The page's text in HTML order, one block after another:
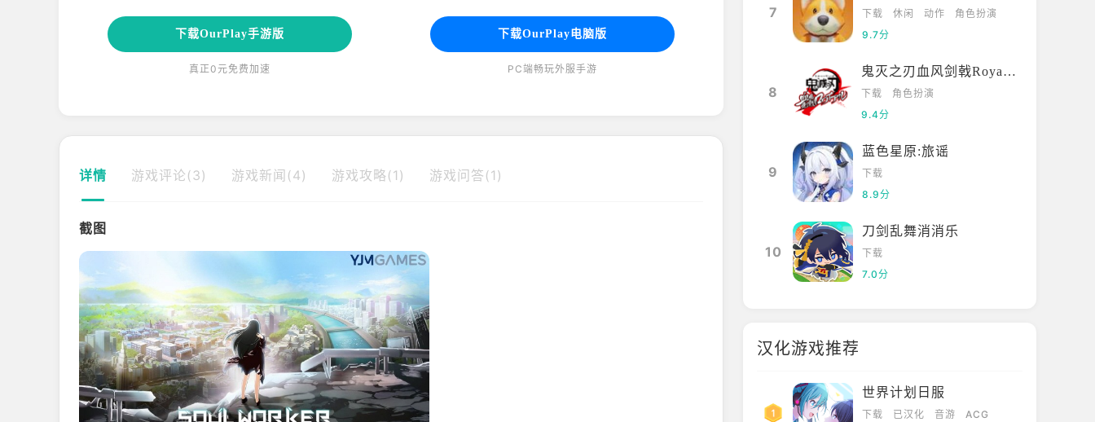
下载OurPlay手游版
真正0元免费加速
下载OurPlay电脑版
PC端畅玩外服手游
详情 游戏评论(3) 游戏新闻(4) 游戏攻略(1) 游戏问答(1)
截图
7 下载 休闲 动作
角色扮演
9.7分
8
鬼灭之刃血风剑戟Royale国际服
下载
角色扮演
9.4分
9
蓝色星原:旅谣
下载
8.9分
10
刀剑乱舞消消乐
下载
7.0分
汉化游戏推荐
世界计划日服
下载 已汉化 音游
ACG